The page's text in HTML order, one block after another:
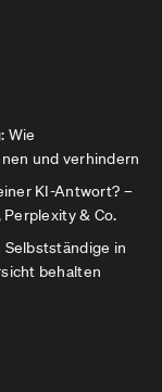
Wie
und verhindern
KI-Antwort? –
& Co.
in
behalten